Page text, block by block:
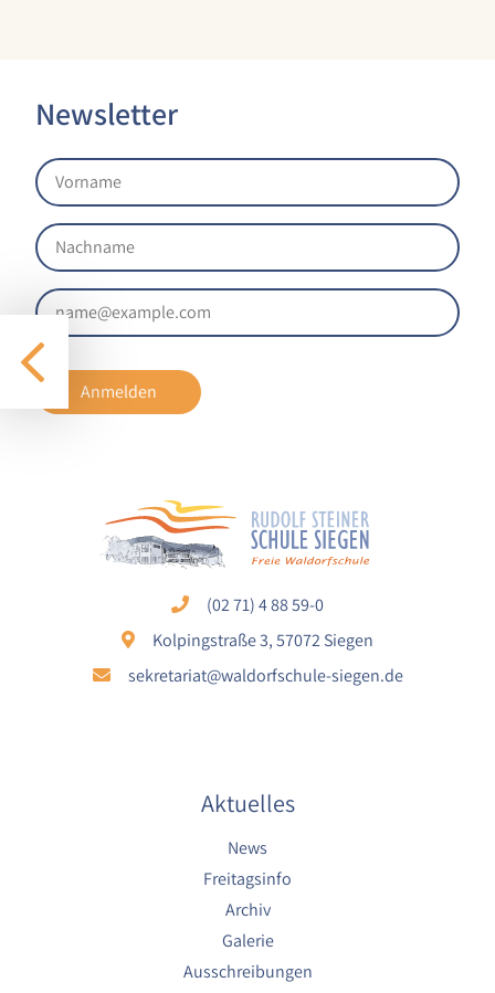
Newsletter
Anmelden
(02 71) 4 88 59-0
Kolpingstraße 3, 57072 Siegen
sekretariat@waldorfschule-siegen.de
Aktuelles
News
Freitagsinfo
Archiv
Galerie
Ausschreibungen
STATISTIK
Statistik Cookies erfassen Informationen anonym.
Diese Informationen helfen uns zu verstehen, wie
unsere Besucher unsere Website nutzen.
Google Analytics
google_analytics
Anbieter:
Sammelt anonymisierte Daten für die
Website-Analyse und kontinuierliche
Verbesserung der Benutzererfahrung.
Dieser Cookie speichert die ausgewählten
Einverständnis-Optionen des Benutzers für